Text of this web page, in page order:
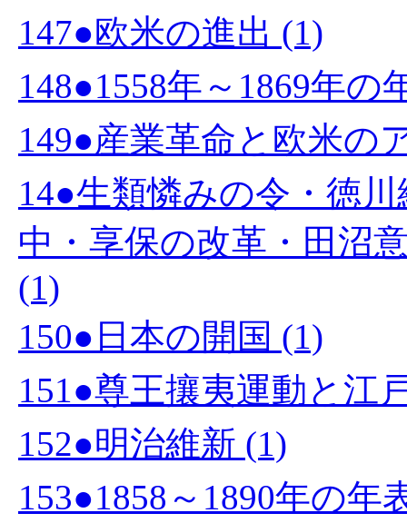
147●欧米の進出 (1)
148●1558年～1869年の
149●産業革命と欧米の
14●生類憐みの令・徳
中・享保の改革・田沼
(1)
150●日本の開国 (1)
151●尊王攘夷運動と江
152●明治維新 (1)
153●1858～1890年の年